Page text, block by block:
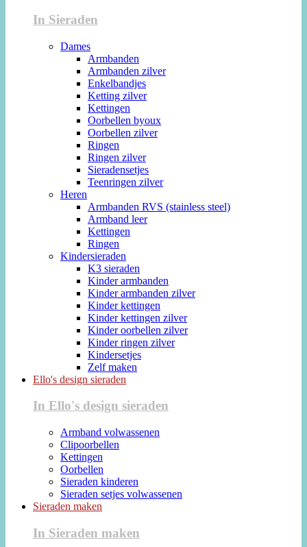
In Sieraden
Dames
Armbanden
Armbanden zilver
Enkelbandjes
Ketting zilver
Kettingen
Oorbellen byoux
Oorbellen zilver
Ringen
Ringen zilver
Sieradensetjes
Teenringen zilver
Heren
Armbanden RVS (stainless steel)
Armband leer
Kettingen
Ringen
Kindersieraden
K3 sieraden
Kinder armbanden
Kinder armbanden zilver
Kinder kettingen
Kinder kettingen zilver
Kinder oorbellen zilver
Kinder ringen zilver
Kindersetjes
Zelf maken
Ello's design sieraden
In Ello's design sieraden
Armband volwassenen
Clipoorbellen
Kettingen
Oorbellen
Sieraden kinderen
Sieraden setjes volwassenen
Sieraden maken
In Sieraden maken